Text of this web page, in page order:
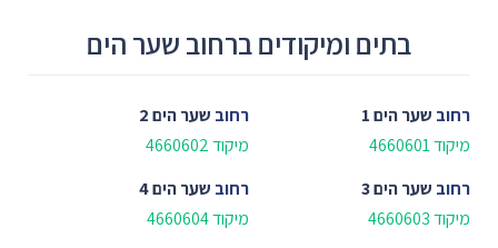
בתים ומיקודים ברחוב שער הים
רחוב שער הים 1
מיקוד 4660601
רחוב שער הים 2
מיקוד 4660602
רחוב שער הים 3
מיקוד 4660603
רחוב שער הים 4
מיקוד 4660604